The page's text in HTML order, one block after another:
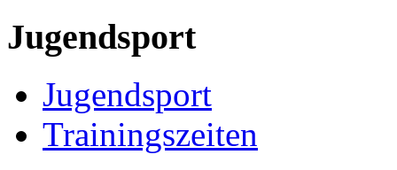
Jugendsport
Jugendsport
Trainingszeiten